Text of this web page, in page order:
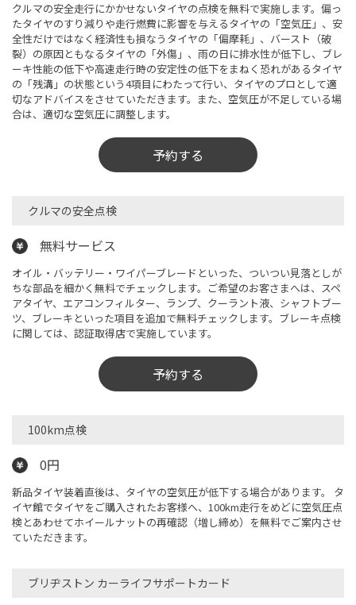
クルマの安全走行にかかせないタイヤの点検を無料で実施します。偏っ
たタイヤのすり減りや走行燃費に影響を与えるタイヤの「空気圧」、安
全性だけではなく経済性も損なうタイヤの「偏摩耗」、バースト（破
裂）の原因ともなるタイヤの「外傷」、雨の日に排水性が低下し、ブレ
ーキ性能の低下や高速走行時の安定性の低下をまねく恐れがあるタイヤ
の「残溝」の状態という4項目にわたって行い、タイヤのプロとして適
切なアドバイスをさせていただきます。また、空気圧が不足している場
合は、適切な空気圧に調整します。
予約する
クルマの安全点検​
無料サービス
オイル・バッテリー・ワイパーブレードといった、ついつい見落としが
ちな部品を細かく無料でチェックします。ご希望のお客さまへは、スペ
アタイヤ、エアコンフィルター、ランプ、クーラント液、シャフトブー
ツ、ブレーキといった項目を追加で無料チェックします。ブレーキ点検
に関しては、認証取得店で実施しています。
予約する
100km点検
0円
新品タイヤ装着直後は、タイヤの空気圧が低下する場合があります。 タ
イヤ館でタイヤをご購入されたお客様へ、100km走行をめどに空気圧点
検とあわせてホイールナットの再確認（増し締め）を無料でご案内させ
ていただきます。
ブリヂストン カーライフサポートカード